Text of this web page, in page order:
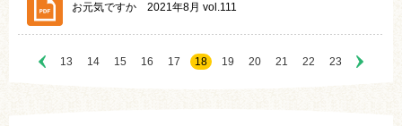
お元気ですか 2021年8月 vol.111
13 14 15 16 17 18 19 20 21 22 23